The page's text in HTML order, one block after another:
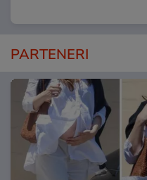
PARTENERI